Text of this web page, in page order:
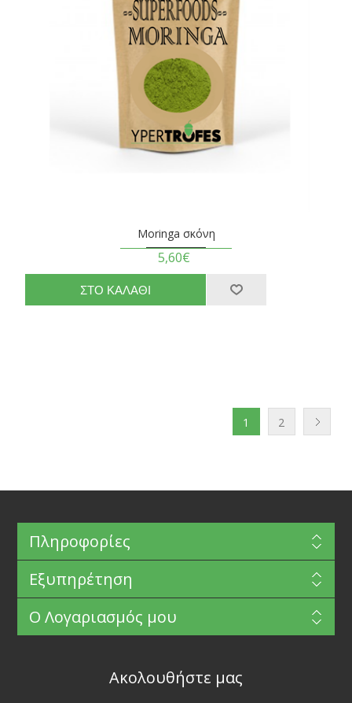
Moringa σκόνη
5,60€
1 2
Πληροφορίες
Εξυπηρέτηση
Ο Λογαριασμός μου
Ακολουθήστε μας